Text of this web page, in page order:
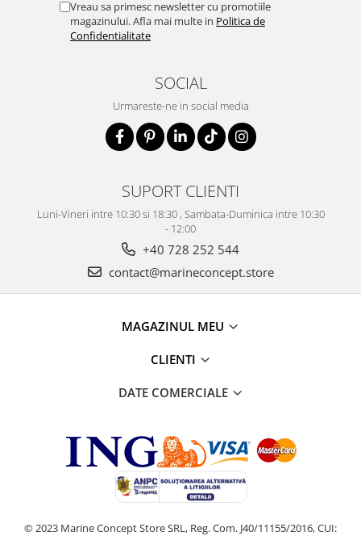
Vreau sa primesc newsletter cu promotiile
magazinului. Afla mai multe in Politica de
Confidentialitate
SOCIAL
Urmareste-ne in social media
SUPORT CLIENTI
Luni-Vineri intre 10:30 si 18:30 , Sambata-Duminica intre 10:30
- 12:00
+40 728 252 544
contact@marineconcept.store
MAGAZINUL MEU
CLIENTI
DATE COMERCIALE
© 2023 Marine Concept Store SRL, Reg. Com. J40/11155/2016, CUI: